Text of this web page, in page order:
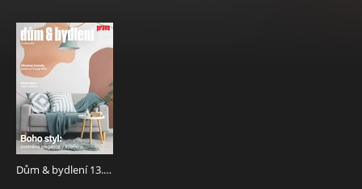
fotografování a audiovizuální techniky.
Úterý
•STYL PRO ŽENY Styl je časopis především pro ženy, ale
nejen pro ně. Překvapí zajímavými rozhovory s osobnostmi
ze šoubyznysu, vědy, umění, sportu i dalších oborů.
Inspiruje příběhy žen, jež se dokázaly poprat s osudem.
Nabízí nejnovější trendy ze světa módy i kosmetiky, ale i
báječné recepty pro začátečníky i pokročilé, které pro nás
Dům & bydlení 13.5.2026